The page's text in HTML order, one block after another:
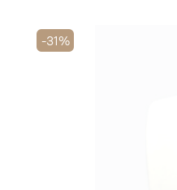
-31%